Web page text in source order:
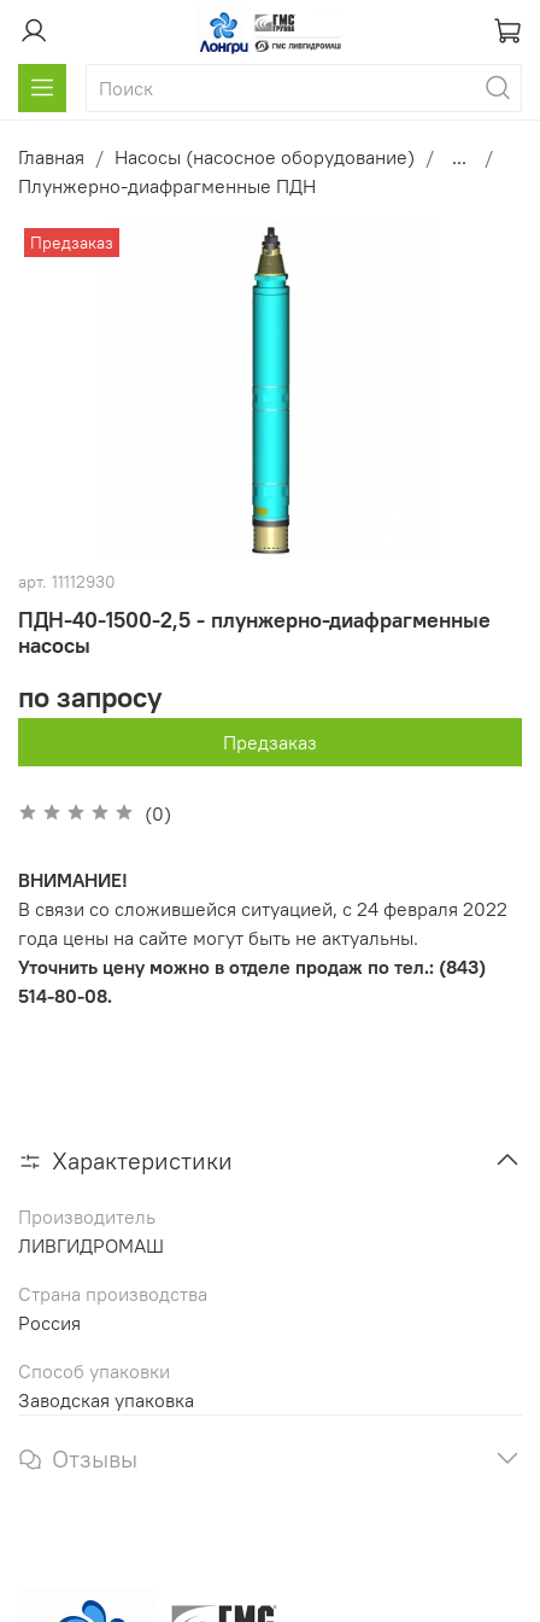
Главная Насосы (насосное оборудование)
...
Плунжерно-диафрагменные ПДН
Предзаказ
арт. 11112930
ПДН-40-1500-2,5 - плунжерно-диафрагменные
насосы
(0)
по запросу
Предзаказ
ВНИМАНИЕ!
В связи со сложившейся ситуацией, с 24 февраля 2022
года цены на сайте могут быть не актуальны.
Уточнить цену можно в отделе продаж по тел.: (843)
514-80-08.
Характеристики
Производитель
ЛИВГИДРОМАШ
Страна производства
Россия
Способ упаковки
Заводская упаковка
Отзывы